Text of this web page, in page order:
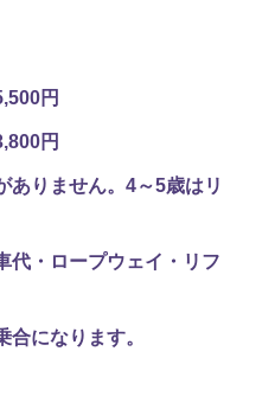
円
円
りません。4～5歳はリ
代・ロープウェイ・リフ
になります。